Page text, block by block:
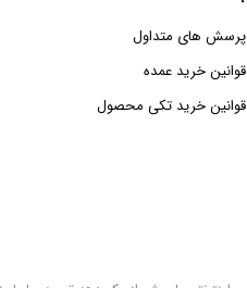
پرسش های متداول
قوانین خرید عمده
قوانین خرید تکی محصول